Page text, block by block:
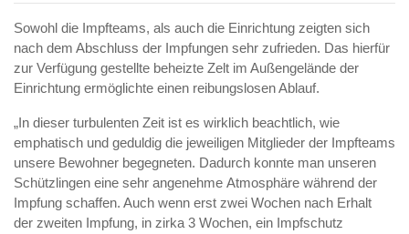
Sowohl die Impfteams, als auch die Einrichtung zeigten sich
nach dem Abschluss der Impfungen sehr zufrieden. Das hierfür
zur Verfügung gestellte beheizte Zelt im Außengelände der
Einrichtung ermöglichte einen reibungslosen Ablauf.
„In dieser turbulenten Zeit ist es wirklich beachtlich, wie
emphatisch und geduldig die jeweiligen Mitglieder der Impfteams
unsere Bewohner begegneten. Dadurch konnte man unseren
Schützlingen eine sehr angenehme Atmosphäre während der
Impfung schaffen. Auch wenn erst zwei Wochen nach Erhalt
der zweiten Impfung, in zirka 3 Wochen, ein Impfschutz